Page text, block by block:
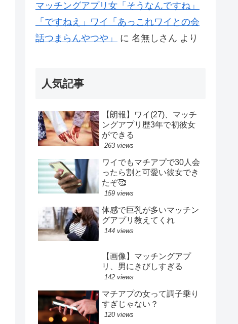
マッチングアプリ女「そうなんですね」
「ですねえ」ワイ「あっこれワイとの会
話つまらんやつや」
に 名無しさん より
人気記事
【朗報】ワイ(27)、マッチ
ングアプリ歴3年で初彼女
ができる
263 views
ワイでもマチアプで30人会
ったら割と可愛い彼女でき
たぞ🥰
159 views
体感で巨乳が多いマッチン
グアプリ教えてくれ
144 views
【画像】マッチングアプ
リ、男にきびしすぎる
142 views
マチアプの女って調子乗り
すぎじゃない？
120 views